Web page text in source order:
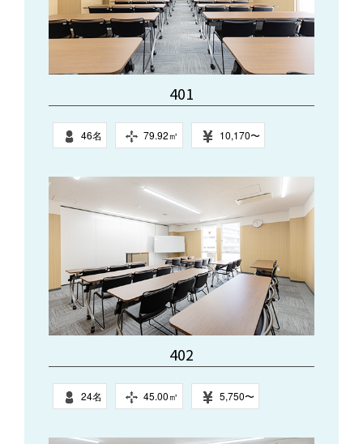
401
46名 79.92㎥ 10,170〜
402
24名 45.00㎥ 5,750〜